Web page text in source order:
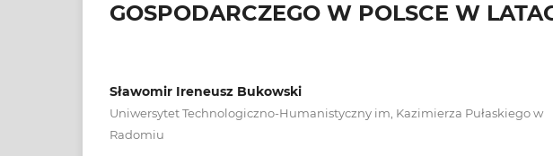
GOSPODARCZEGO W POLSCE W
Sławomir Ireneusz Bukowski
Uniwersytet Technologiczno-Humanistyczny im, Kazimierza Pułaskiego w
Radomiu